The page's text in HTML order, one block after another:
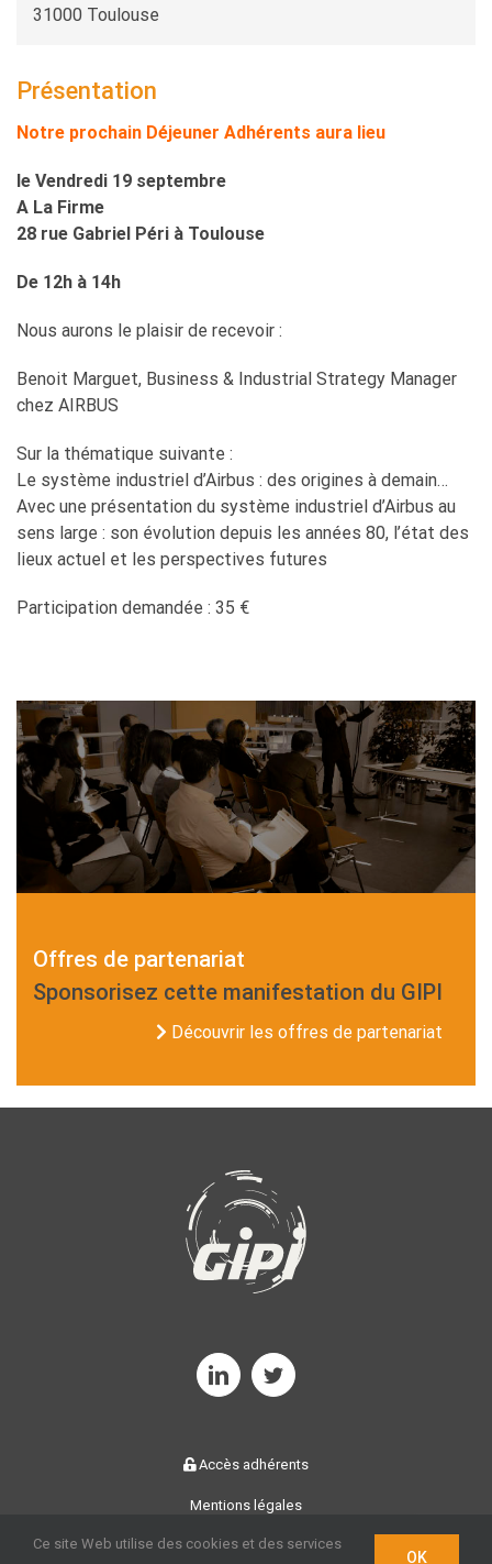
31000 Toulouse
Présentation
Notre prochain Déjeuner Adhérents aura lieu
le Vendredi 19 septembre
A La Firme
28 rue Gabriel Péri à Toulouse
De 12h à 14h
Nous aurons le plaisir de recevoir :
Benoit Marguet, Business & Industrial Strategy Manager
chez AIRBUS
Sur la thématique suivante :
Le système industriel d’Airbus : des origines à demain…
Avec une présentation du système industriel d’Airbus au
sens large : son évolution depuis les années 80, l’état des
lieux actuel et les perspectives futures
Participation demandée : 35 €
Offres de partenariat
Sponsorisez cette manifestation du GIPI
Découvrir les offres de partenariat
Accès adhérents
Mentions légales
Ce site Web utilise des cookies et des services
OK